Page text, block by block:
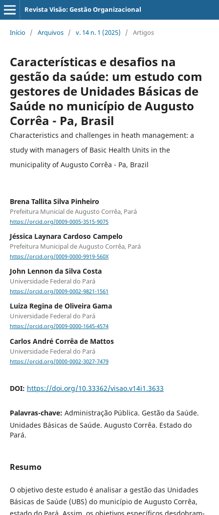
Revista Visão: Gestão Organizacional
Início / Arquivos / v. 14 n. 1 (2025) / Artigos
Características e desafios na
gestão da saúde: um estudo com
gestores de Unidades Básicas de
Saúde no município de Augusto
Corrêa - Pa, Brasil
Characteristics and challenges in heath management: a
study with managers of Basic Health Units in the
municipality of Augusto Corrêa - Pa, Brazil
Brena Tallita Silva Pinheiro
Prefeitura Municial de Augusto Corrêa, Pará
https://orcid.org/0009-0005-3515-9075
Jéssica Laynara Cardoso Campelo
Prefeitura Municipal de Augusto Corrêa, Pará
https://orcid.org/0009-0000-9919-560X
John Lennon da Silva Costa
Universidade Federal do Pará
https://orcid.org/0009-0002-9821-1561
Luiza Regina de Oliveira Gama
Universidade Federal do Pará
https://orcid.org/0009-0000-1645-4574
Carlos André Corrêa de Mattos
Universidade Federal do Pará
https://orcid.org/0000-0002-3027-7479
DOI: https://doi.org/10.33362/visao.v14i1.3633
Palavras-chave: Administração Pública. Gestão da Saúde.
Unidades Básicas de Saúde. Augusto Corrêa. Estado do
Pará.
Resumo
O objetivo deste estudo é analisar a gestão das Unidades
Básicas de Saúde (UBS) do município de Augusto Corrêa,